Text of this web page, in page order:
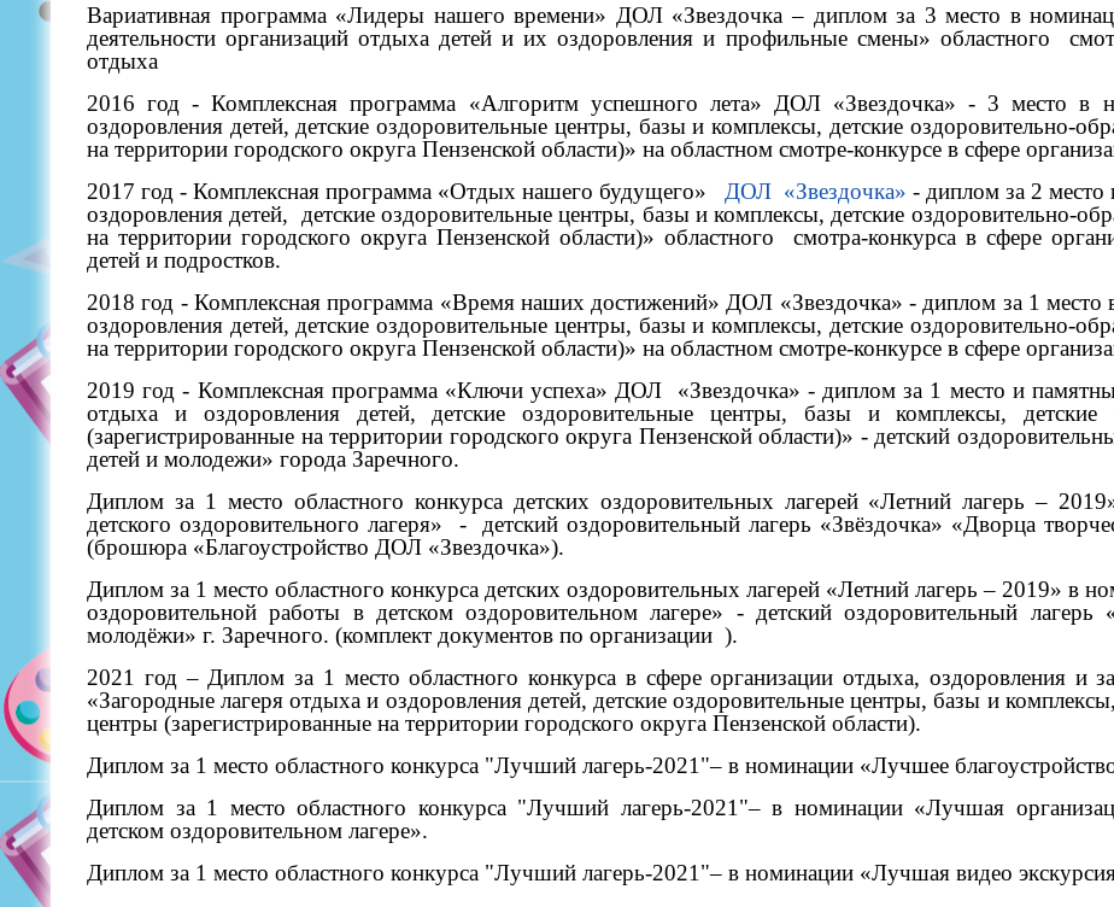
Вариативная программа «Лидеры нашего времени» ДОЛ «Звездочка – диплом за 3 место в
деятельности организаций отдыха детей и их оздоровления и профильные смены»‎ областного
отдыха
2016 год - Комплексная программа «Алгоритм успешного лета» ДОЛ «Звездочка» - 3 место в
оздоровления детей, детские оздоровительные центры, базы и комплексы, детские оздоровительно-
на территории городского округа Пензенской области)» на областном смотре-конкурсе в сфере
2017 год - Комплексная программа «Отдых нашего будущего»
ДОЛ «Звездочка» - диплом за 2 место
оздоровления детей,
детские оздоровительные центры, базы и комплексы, детские оздоровительно-
на территории городского округа Пензенской области)» областного
смотра-конкурса в сфере
детей и подростков.
2018 год - Комплексная программа «Время наших достижений» ДОЛ «Звездочка» - диплом за 1 место
оздоровления детей, детские оздоровительные центры, базы и комплексы, детские оздоровительно-
на территории городского округа Пензенской области)» на областном смотре-конкурсе в сфере
2019 год - Комплексная программа «Ключи успеха» ДОЛ
«Звездочка» - диплом за 1 место и
отдыха и оздоровления детей, детские оздоровительные центры, базы и комплексы, детские
(зарегистрированные на территории городского округа Пензенской области)» - детский
детей и молодежи» города Заречного.
Диплом за 1 место областного конкурса детских оздоровительных лагерей «Летний лагерь –
детского оздоровительного лагеря»
-
детский оздоровительный лагерь «Звёздочка» «Дворца
(брошюра «Благоустройство ДОЛ «Звездочка»).
Диплом за 1 место областного конкурса детских оздоровительных лагерей «Летний лагерь – 2019» в
оздоровительной работы в детском оздоровительном лагере» - детский оздоровительный лагерь
молодёжи» г. Заречного. (комплект документов по организации ).
2021 год – Диплом за 1 место областного конкурса в сфере организации отдыха, оздоровления и
«Загородные лагеря отдыха и оздоровления детей, детские оздоровительные центры, базы и
центры (зарегистрированные на территории городского округа Пензенской области).
Диплом за 1 место областного конкурса "Лучший лагерь-2021"– в номинации «Лучшее
Диплом за 1 место областного конкурса "Лучший лагерь-2021"– в номинации «Лучшая
детском оздоровительном лагере».
Диплом за 1 место областного конкурса "Лучший лагерь-2021"– в номинации «Лучшая видео